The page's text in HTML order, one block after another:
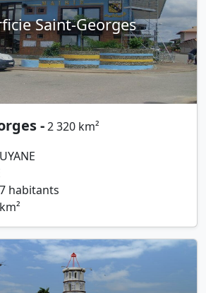
Saint-Georges
-2 320 km²
habitants